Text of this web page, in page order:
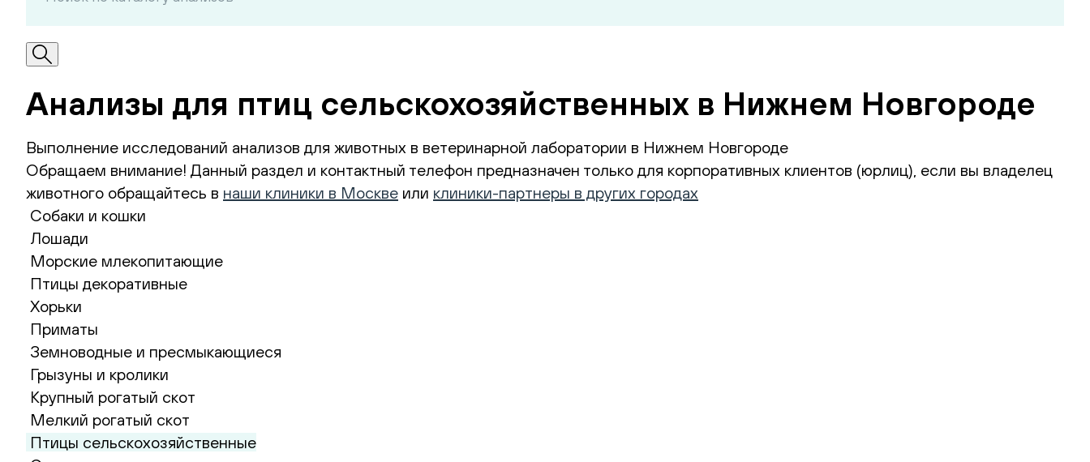
Анализы для птиц сельскохозяйственных в Нижнем Новгороде
Выполнение исследований анализов для животных в ветеринарной лаборатории в Нижнем Новгороде
Обращаем внимание! Данный раздел и контактный телефон предназначен только для корпоративных клиентов (юрлиц), если вы владелец
животного обращайтесь в наши клиники в Москве или клиники-партнеры в других городах
Собаки и кошки
Лошади
Морские млекопитающие
Птицы декоративные
Хорьки
Приматы
Земноводные и пресмыкающиеся
Грызуны и кролики
Крупный рогатый скот
Мелкий рогатый скот
Птицы сельскохозяйственные